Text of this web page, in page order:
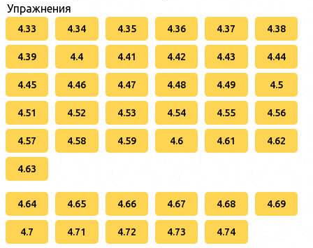
Упражнения
4.33 4.34 4.35 4.36 4.37 4.38
4.39 4.4 4.41 4.42 4.43 4.44
4.45 4.46 4.47 4.48 4.49 4.5
4.51 4.52 4.53 4.54 4.55 4.56
4.57 4.58 4.59 4.6 4.61 4.62
4.63
4.64 4.65 4.66 4.67 4.68 4.69
4.7 4.71 4.72 4.73 4.74